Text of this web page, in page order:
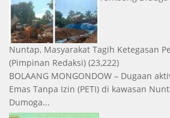
Nuntap, Masyarakat Tagih Ketegasan
(Pimpinan Redaksi) (23,222)
BOLAANG MONGONDOW – Dugaan
Emas Tanpa Izin (PETI) di kawasan
Dumoga...